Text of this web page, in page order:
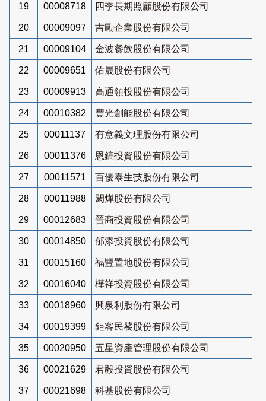
19 00008718 四季長期照顧股份有限公司
20 00009097 吉勵企業股份有限公司
21 00009104 金波餐飲股份有限公司
22 00009651 佑晟股份有限公司
23 00009913 高通領投股份有限公司
24 00010382 豐光創能股份有限公司
25 00011137 有意義文理股份有限公司
26 00011376 恩鎬投資股份有限公司
27 00011571 百優泰生技股份有限公司
28 00011988 閎燁股份有限公司
29 00012683 晉商投資股份有限公司
30 00014850 郁添投資股份有限公司
31 00015160 福豐置地股份有限公司
32 00016040 樺祥投資股份有限公司
33 00018960 興泉利股份有限公司
34 00019399 鉅客民饕股份有限公司
35 00020950 五星資產管理股份有限公司
36 00021629 君毅投資股份有限公司
37 00021698 科基股份有限公司